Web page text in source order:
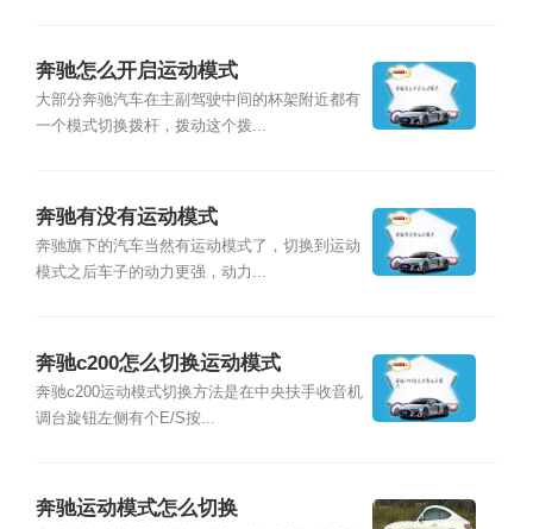
奔驰怎么开启运动模式
大部分奔驰汽车在主副驾驶中间的杯架附近都有
一个模式切换拨杆，拨动这个拨...
奔驰有没有运动模式
奔驰旗下的汽车当然有运动模式了，切换到运动
模式之后车子的动力更强，动力...
奔驰c200怎么切换运动模式
奔驰c200运动模式切换方法是在中央扶手收音机
调台旋钮左侧有个E/S按...
奔驰运动模式怎么切换